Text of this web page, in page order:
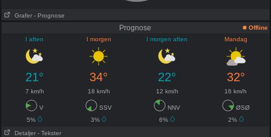
Grafer - Prognose
Prognose
Offline
I aften
I morgen I morgen aften Mandag
21° 34° 22° 32°
7 km/h 18 km/h 12 km/h 16 km/h
V SSV NNV
ØSØ
5%
3% 6%
2%
Detaljer - Tekster